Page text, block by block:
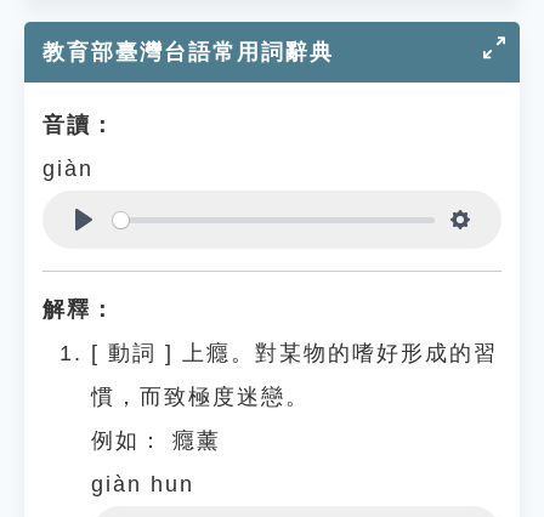
教育部臺灣台語常用詞辭典
音讀：
giàn
解釋：
[ 動詞 ] 上癮。對某物的嗜好形成的習
慣，而致極度迷戀。
例如：
癮薰
giàn hun